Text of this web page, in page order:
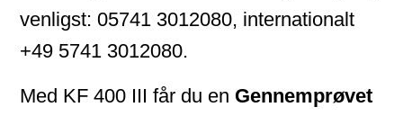
venligst: 05741 3012080, internationalt
+49 5741 3012080.
Med KF 400 III får du en Gennemprøvet